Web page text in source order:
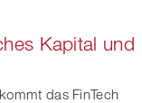
Kapital und
das FinTech